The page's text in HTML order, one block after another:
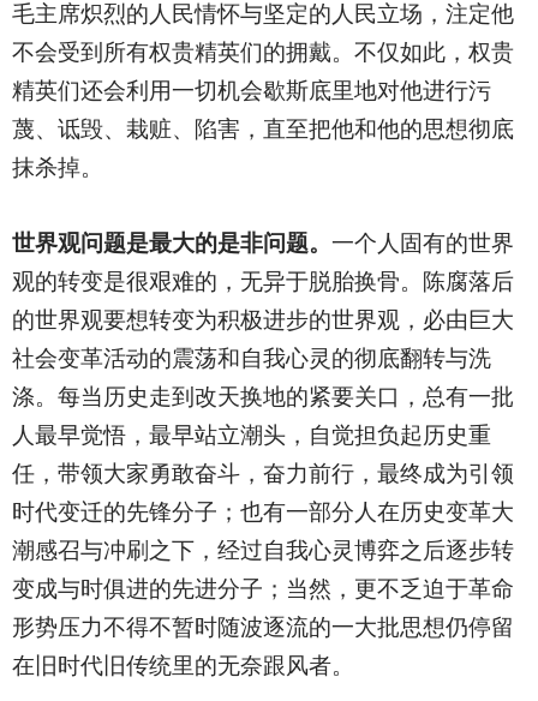
毛主席炽烈的人民情怀与坚定的人民立场，注定他
不会受到所有权贵精英们的拥戴。不仅如此，权贵
精英们还会利用一切机会歇斯底里地对他进行污
蔑、诋毁、栽赃、陷害，直至把他和他的思想彻底
抹杀掉。
世界观问题是最大的是非问题。 一个人固有的世界
观的转变是很艰难的，无异于脱胎换骨。陈腐落后
的世界观要想转变为积极进步的世界观，必由巨大
社会变革活动的震荡和自我心灵的彻底翻转与洗
涤。每当历史走到改天换地的紧要关口，总有一批
人最早觉悟，最早站立潮头，自觉担负起历史重
任，带领大家勇敢奋斗，奋力前行，最终成为引领
时代变迁的先锋分子；也有一部分人在历史变革大
潮感召与冲刷之下，经过自我心灵博弈之后逐步转
变成与时俱进的先进分子；当然，更不乏迫于革命
形势压力不得不暂时随波逐流的一大批思想仍停留
在旧时代旧传统里的无奈跟风者。